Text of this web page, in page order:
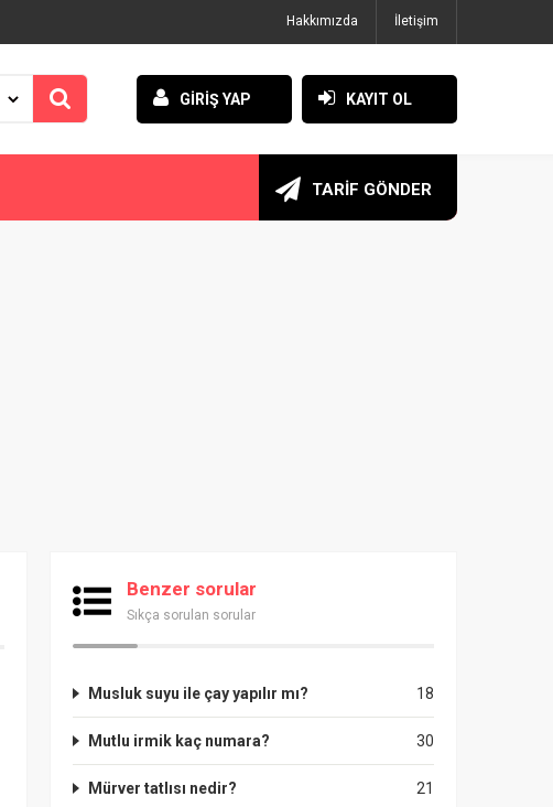
Hakkımızda İletişim
GİRİŞ YAP KAYIT OL
TARİF GÖNDER
Benzer sorular
Sıkça sorulan sorular
18
Musluk suyu ile çay yapılır mı?
30
Mutlu irmik kaç numara?
21
Mürver tatlısı nedir?